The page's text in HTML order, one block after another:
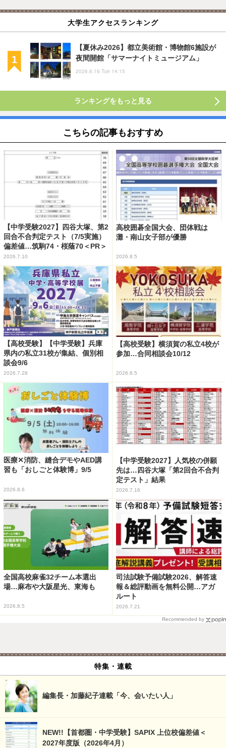
大学生アクセスランキング
【夏休み2026】都立美術館・博物館6施設が
夜間開館「サマーナイトミュージアム」
2026.6.16 Tue 14:15
ランキングをもっと見る
こちらの記事もおすすめ
【中学受験2027】四谷大塚、第2
回合不合判定テスト（7/5実施）
偏差値…筑駒74・桜蔭70＜PR＞
2026.7.10
高校囲碁全国大会、団体戦は
灘・南山女子部が優勝
2026.8.5
【高校受験】【中学受験】兵庫
県内の私立31校が集結、個別相
談会9/6
2026.7.28
【高校受験】横須賀の私立4校が
参加…合同相談会10/12
2026.8.5
医療✕消防、縫合デモやAED講
習も「おしごと体験博」9/5
2026.8.6
【中学受験2027】人気校の併願
先は…四谷大塚「第2回合不合判
定テスト」結果
2026.7.16
全国高校麻雀32チーム本選出
場…麻布や大阪星光、東海も
2026.8.5
司法試験予備試験2026、解答速
報＆総評動画を無料公開…アガ
ルート
2026.7.21
Recommended by
特集・連載
編集長・加藤紀子連載「今、会いたい人」
NEW!!【首都圏・中学受験】SAPIX 上位校偏差値＜
2027年度版（2026年4月）